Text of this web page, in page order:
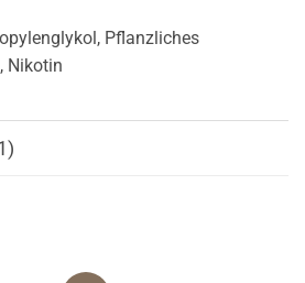
Pflanzliches
Nikotin